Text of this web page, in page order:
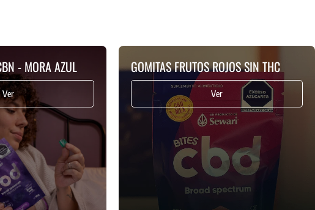
- MORA AZUL
Ver
GOMITAS FRUTOS ROJOS SIN THC
Ver